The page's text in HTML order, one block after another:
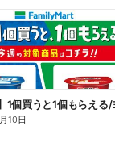
10日